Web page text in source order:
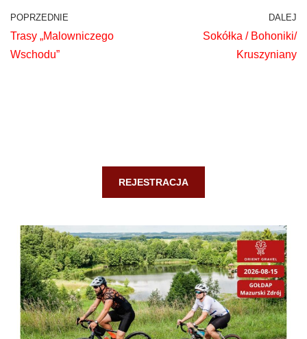
POPRZEDNIE
Trasy „Malowniczego
Wschodu”
DALEJ
Sokółka / Bohoniki/
Kruszyniany
REJESTRACJA